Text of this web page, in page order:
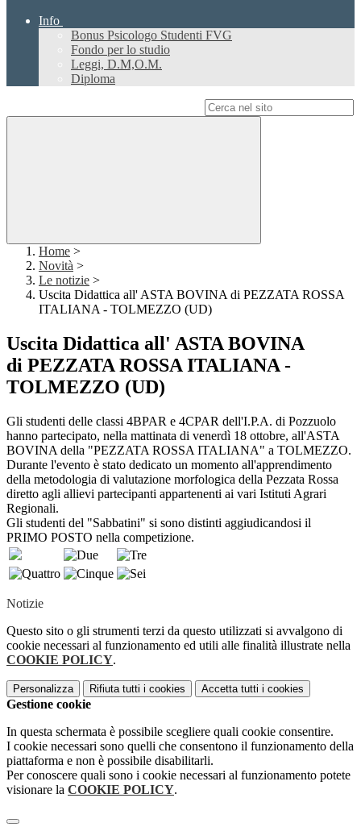
Info
Bonus Psicologo Studenti FVG
Fondo per lo studio
Leggi, D.M,O.M.
Diploma
Home >
Novità >
Le notizie >
Uscita Didattica all' ASTA BOVINA di PEZZATA ROSSA
ITALIANA - TOLMEZZO (UD)
Uscita Didattica all' ASTA BOVINA
di PEZZATA ROSSA ITALIANA -
TOLMEZZO (UD)
Gli studenti delle classi 4BPAR e 4CPAR dell'I.P.A. di Pozzuolo
hanno partecipato, nella mattinata di venerdì 18 ottobre, all'ASTA
BOVINA della "PEZZATA ROSSA ITALIANA" a TOLMEZZO.
Durante l'evento è stato dedicato un momento all'apprendimento
della metodologia di valutazione morfologica della Pezzata Rossa
diretto agli allievi partecipanti appartenenti ai vari Istituti Agrari
Regionali.
Gli studenti del "Sabbatini" si sono distinti aggiudicandosi il
PRIMO POSTO nella competizione.
Notizie
Questo sito o gli strumenti terzi da questo utilizzati si avvalgono di
cookie necessari al funzionamento ed utili alle finalità illustrate nella
COOKIE POLICY.
Personalizza Rifiuta tutti i cookies Accetta tutti i cookies
Gestione cookie
In questa schermata è possibile scegliere quali cookie consentire.
I cookie necessari sono quelli che consentono il funzionamento della
piattaforma e non è possibile disabilitarli.
Per conoscere quali sono i cookie necessari al funzionamento potete
visionare la COOKIE POLICY.